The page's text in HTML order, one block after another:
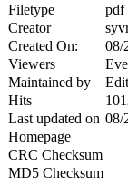
Filetype
pdf
Creator
Created On:
08/
Viewers
Maintained by
Hits
Last updated on 08/
Homepage
CRC Checksum
MD5 Checksum